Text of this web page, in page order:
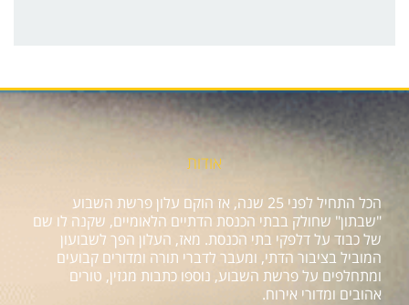
אודות
הכל התחיל לפני 25 שנה, אז הוקם עלון פרשת השבוע
"שבתון" שחולק בבתי הכנסת הדתיים הלאומיים, שקנה לו שם
של כבוד על דלפקי בתי הכנסת. מאז, העלון הפך לשבועון
המוביל בציבור הדתי, ומעבר לדברי תורה ומדורים קבועים
ומתחלפים על פרשת השבוע, נוספו כתבות מגזין, טורים
אהובים ומדורי אירוח.